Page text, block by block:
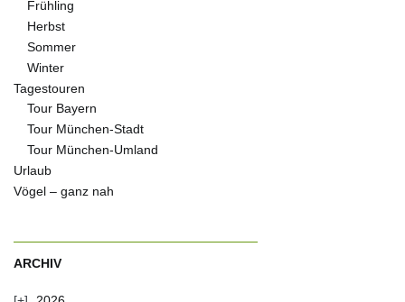
Frühling
Herbst
Sommer
Winter
Tagestouren
Tour Bayern
Tour München-Stadt
Tour München-Umland
Urlaub
Vögel – ganz nah
ARCHIV